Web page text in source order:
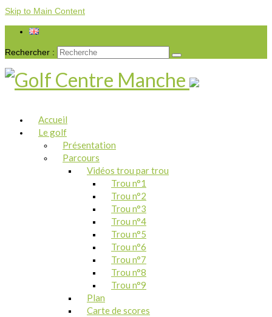
Skip to Main Content
Rechercher :
Accueil
Le golf
Présentation
Parcours
Vidéos trou par trou
Trou n°1
Trou n°2
Trou n°3
Trou n°4
Trou n°5
Trou n°6
Trou n°7
Trou n°8
Trou n°9
Plan
Carte de scores